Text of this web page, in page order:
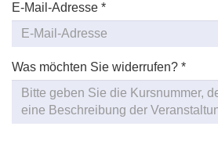
E-Mail-Adresse *
Was möchten Sie widerrufen? *